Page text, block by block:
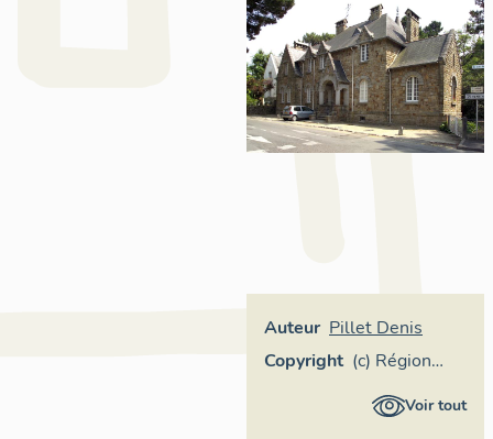
Auteur Pillet Denis
Copyright (c) Région
Pays de laVoir tout